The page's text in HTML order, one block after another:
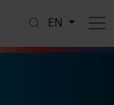
EN